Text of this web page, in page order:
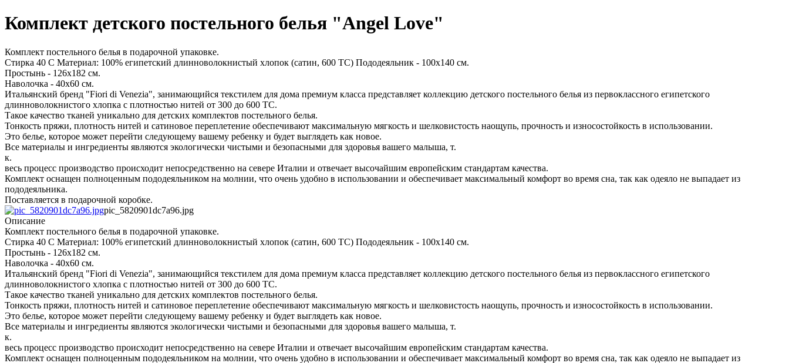
Комплект детского постельного белья "Angel Love"
Комплект постельного белья в подарочной упаковке.
Стирка 40 С Материал: 100% египетский длинноволокнистый хлопок (сатин, 600 ТС) Пододеяльник - 100х140 см.
Простынь - 126х182 см.
Наволочка - 40х60 см.
Итальянский бренд "Fiori di Venezia", занимающийся текстилем для дома премиум класса представляет коллекцию детского постельного белья из первоклассного египетского
длинноволокнистого хлопка с плотностью нитей от 300 до 600 ТС.
Такое качество тканей уникально для детских комплектов постельного белья.
Тонкость пряжи, плотность нитей и сатиновое переплетение обеспечивают максимальную мягкость и шелковистость наощупь, прочность и износостойкость в использовании.
Это белье, которое может перейти следующему вашему ребенку и будет выглядеть как новое.
Все материалы и ингредиенты являются экологически чистыми и безопасными для здоровья вашего малыша, т.
к.
весь процесс производство происходит непосредственно на севере Италии и отвечает высочайшим европейским стандартам качества.
Комплект оснащен полноценным пододеяльником на молнии, что очень удобно в использовании и обеспечивает максимальный комфорт во время сна, так как одеяло не выпадает из
пододеяльника.
Поставляется в подарочной коробке.
pic_5820901dc7a96.jpg
Описание
Комплект постельного белья в подарочной упаковке.
Стирка 40 С Материал: 100% египетский длинноволокнистый хлопок (сатин, 600 ТС) Пододеяльник - 100х140 см.
Простынь - 126х182 см.
Наволочка - 40х60 см.
Итальянский бренд "Fiori di Venezia", занимающийся текстилем для дома премиум класса представляет коллекцию детского постельного белья из первоклассного египетского
длинноволокнистого хлопка с плотностью нитей от 300 до 600 ТС.
Такое качество тканей уникально для детских комплектов постельного белья.
Тонкость пряжи, плотность нитей и сатиновое переплетение обеспечивают максимальную мягкость и шелковистость наощупь, прочность и износостойкость в использовании.
Это белье, которое может перейти следующему вашему ребенку и будет выглядеть как новое.
Все материалы и ингредиенты являются экологически чистыми и безопасными для здоровья вашего малыша, т.
к.
весь процесс производство происходит непосредственно на севере Италии и отвечает высочайшим европейским стандартам качества.
Комплект оснащен полноценным пододеяльником на молнии, что очень удобно в использовании и обеспечивает максимальный комфорт во время сна, так как одеяло не выпадает из